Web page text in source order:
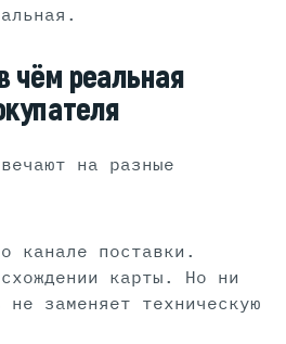
чём реальная
на разные
канале поставки.
карты. Но ни
заменяет техническую